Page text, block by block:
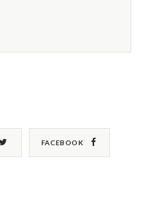
FACEBOOK